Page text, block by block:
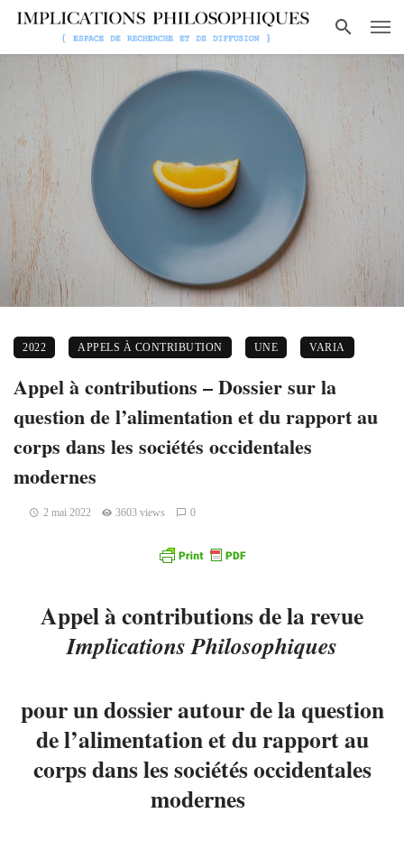
2022 APPELS À CONTRIBUTION UNE VARIA
Appel à contributions – Dossier sur la
question de l’alimentation et du rapport au
corps dans les sociétés occidentales
modernes
2 mai 2022 3603 views 0
Appel à contributions de la revue
Implications Philosophiques
pour un dossier autour de la question
de l’alimentation et du rapport au
corps dans les sociétés occidentales
modernes